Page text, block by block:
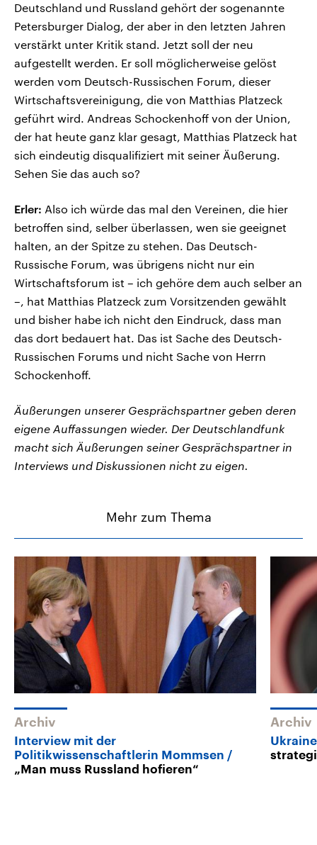
Deutschland und Russland gehört der sogenannte
Petersburger Dialog, der aber in den letzten Jahren
verstärkt unter Kritik stand. Jetzt soll der neu
aufgestellt werden. Er soll möglicherweise gelöst
werden vom Deutsch-Russischen Forum, dieser
Wirtschaftsvereinigung, die von Matthias Platzeck
geführt wird. Andreas Schockenhoff von der Union,
der hat heute ganz klar gesagt, Matthias Platzeck hat
sich eindeutig disqualifiziert mit seiner Äußerung.
Sehen Sie das auch so?
Erler: Also ich würde das mal den Vereinen, die hier
betroffen sind, selber überlassen, wen sie geeignet
halten, an der Spitze zu stehen. Das Deutsch-
Russische Forum, was übrigens nicht nur ein
Wirtschaftsforum ist – ich gehöre dem auch selber an
–, hat Matthias Platzeck zum Vorsitzenden gewählt
und bisher habe ich nicht den Eindruck, dass man
das dort bedauert hat. Das ist Sache des Deutsch-
Russischen Forums und nicht Sache von Herrn
Schockenhoff.
Äußerungen unserer Gesprächspartner geben deren
eigene Auffassungen wieder. Der Deutschlandfunk
macht sich Äußerungen seiner Gesprächspartner in
Interviews und Diskussionen nicht zu eigen.
Mehr zum Thema
Archiv
Interview mit der
Politikwissenschaftlerin Mommsen
„Man muss Russland hofieren“
Archiv